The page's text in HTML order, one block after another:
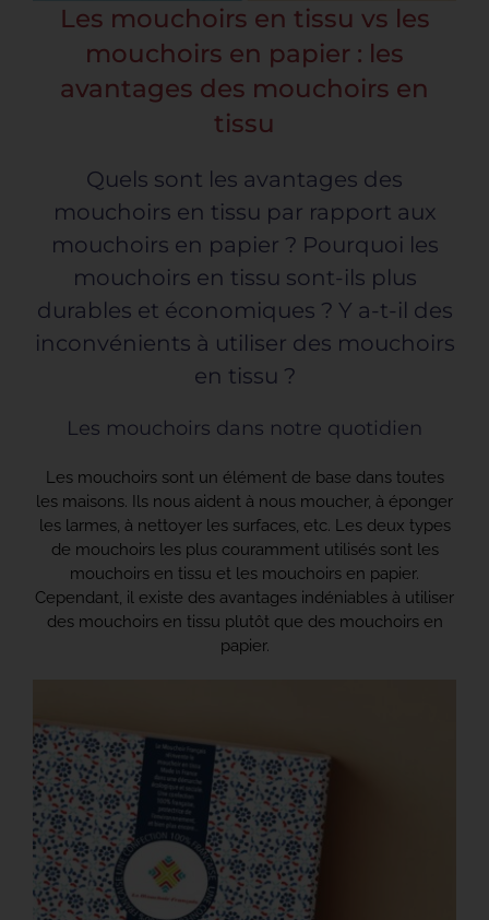
BLOG
PRESSE
CONTACT
Les mouchoirs en tissu vs les
mouchoirs en papier : les
avantages des mouchoirs en
tissu
Quels sont les avantages des
mouchoirs en tissu par rapport aux
mouchoirs en papier ? Pourquoi les
mouchoirs en tissu sont-ils plus
durables et économiques ? Y a-t-il des
inconvénients à utiliser des mouchoirs
en tissu ?
Les mouchoirs dans notre quotidien
Les mouchoirs sont un élément de base dans toutes
les maisons. Ils nous aident à nous moucher, à éponger
les larmes, à nettoyer les surfaces, etc. Les deux types
de mouchoirs les plus couramment utilisés sont les
mouchoirs en tissu et les mouchoirs en papier.
Cependant, il existe des avantages indéniables à utiliser
des mouchoirs en tissu plutôt que des mouchoirs en
papier.